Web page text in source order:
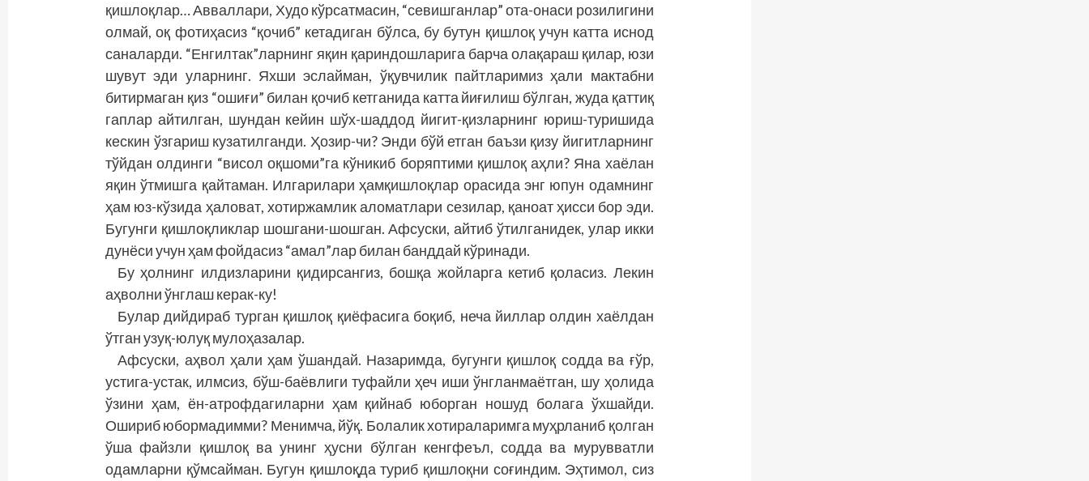
қишлоқлар… Авваллари, Худо кўрсатмасин, “севишганлар” ота-онаси розилигини
олмай, оқ фотиҳасиз “қочиб” кетадиган бўлса, бу бутун қишлоқ учун катта иснод
саналарди. “Енгилтак”ларнинг яқин қариндошларига барча олақараш қилар, юзи
шувут эди уларнинг. Яхши эслайман, ўқувчилик пайтларимиз ҳали мактабни
битирмаган қиз “ошиғи” билан қочиб кетганида катта йиғилиш бўлган, жуда қаттиқ
гаплар айтилган, шундан кейин шўх-шаддод йигит-қизларнинг юриш-туришида
кескин ўзгариш кузатилганди. Ҳозир-чи? Энди бўй етган баъзи қизу йигитларнинг
тўйдан олдинги “висол оқшоми”га кўникиб боряптими қишлоқ аҳли? Яна хаё­лан
яқин ўтмишга қайтаман. Илгарилари ҳамқишлоқлар орасида энг юпун одамнинг
ҳам юз-кўзида ҳаловат, хотиржамлик аломатлари сезилар, қаноат ҳисси бор эди.
Бугунги қиш­лоқликлар шошгани-шошган. Афсуски, айтиб ўтилганидек, улар икки
дунёси учун ҳам фойдасиз “амал”лар билан банддай кўринади.
Бу ҳолнинг илдизларини қидирсангиз, бошқа жойларга кетиб қоласиз. Лекин
аҳволни ўнглаш керак-ку!
Булар дийдираб турган қишлоқ қиёфасига боқиб, неча йиллар олдин хаёлдан
ўтган узуқ-юлуқ мулоҳазалар.
Афсуски, аҳвол ҳали ҳам ўшандай. Назаримда, бугунги қишлоқ содда ва ғўр,
устига-устак, илмсиз, бўш-баёвлиги туфайли ҳеч иши ўнгланмаётган, шу ҳолида
ўзини ҳам, ён-атрофдагиларни ҳам қийнаб юборган ношуд болага ўхшайди.
Ошириб юбормадимми? Менимча, йўқ. Болалик хотираларимга муҳрланиб қолган
ўша файзли қишлоқ ва унинг ҳусни бўлган кенгфеъл, содда ва мурувватли
одамларни қўмсайман. Бугун қиш­лоқда туриб қишлоқни соғиндим. Эҳтимол, сиз